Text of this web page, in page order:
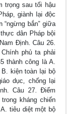
trọng sau tối hậu
giành lại độc
“ngừng bắn” giữa
dân Pháp bội
Định. Câu 26.
phủ ta phải
thành công là A.
kiện toàn lại bộ
dục, chống lại
Câu 27. Điểm
kháng chiến
tiêu diệt một bộ